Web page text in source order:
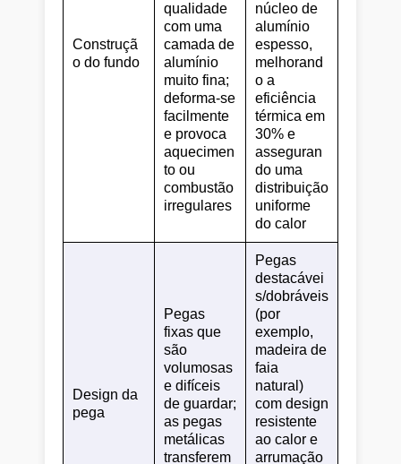
Construçã
o do fundo
qualidade
com uma
camada de
alumínio
muito fina;
deforma-se
facilmente
e provoca
aquecimen
to ou
combustão
irregulares
núcleo de
alumínio
espesso,
melhorand
o a
eficiência
térmica em
30% e
asseguran
do uma
distribuição
uniforme
do calor
Design da
pega
Pegas
fixas que
são
volumosas
e difíceis
de guardar;
as pegas
metálicas
transferem
Pegas
destacávei
s/dobráveis
(por
exemplo,
madeira de
faia
natural)
com design
resistente
ao calor e
arrumação